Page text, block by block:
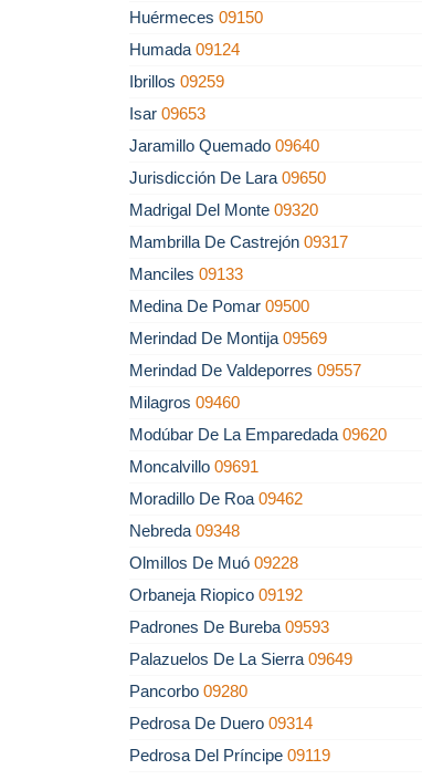
Huérmeces 09150
Humada 09124
Ibrillos 09259
Isar 09653
Jaramillo Quemado 09640
Jurisdicción De Lara 09650
Madrigal Del Monte 09320
Mambrilla De Castrejón 09317
Manciles 09133
Medina De Pomar 09500
Merindad De Montija 09569
Merindad De Valdeporres 09557
Milagros 09460
Modúbar De La Emparedada 09620
Moncalvillo 09691
Moradillo De Roa 09462
Nebreda 09348
Olmillos De Muó 09228
Orbaneja Riopico 09192
Padrones De Bureba 09593
Palazuelos De La Sierra 09649
Pancorbo 09280
Pedrosa De Duero 09314
Pedrosa Del Príncipe 09119